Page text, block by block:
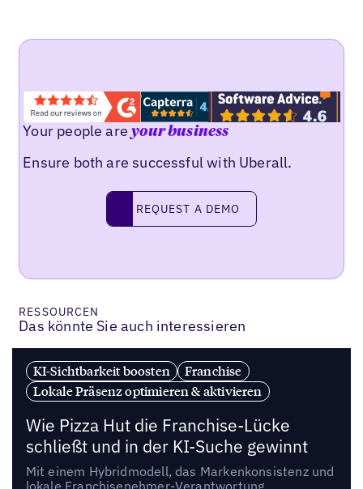
Your people areyour business
Ensure both are successful with Uberall.
request a demo
REQUEST A DEMO
RESSOURCEN
Das könnte Sie auch interessieren
KI-Sichtbarkeit boosten
Franchise
Lokale Präsenz optimieren & aktivieren
Wie Pizza Hut die Franchise-Lücke
schließt und in der KI-Suche gewinnt
Mit einem Hybridmodell, das Markenkonsistenz und